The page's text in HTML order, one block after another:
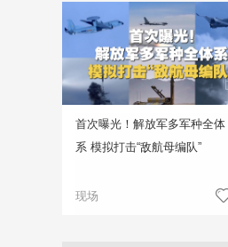
首次曝光！解放军多军种全体
系 模拟打击“敌航母编队”
现场